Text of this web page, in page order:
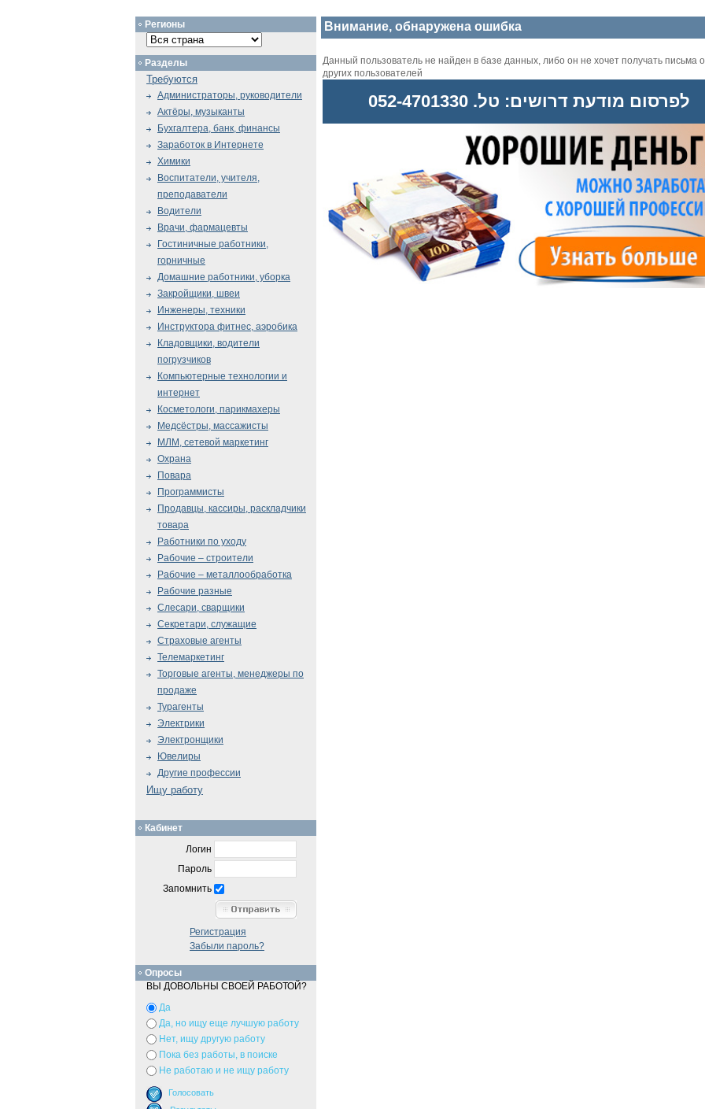
Внимание, обнаружена ошибка
Данный пользователь не найден в базе данных, либо он не хочет получать письма
других пользователей
לפרסום מודעת דרושים: טל. 052-4701330
Регионы
Разделы
Требуются
Администраторы, руководители
Актёры, музыканты
Бухгалтера, банк, финансы
Заработок в Интернете
Химики
Воспитатели, учителя,
преподаватели
Водители
Врачи, фармацевты
Гостиничные работники,
горничные
Домашние работники, уборка
Закройщики, швеи
Инженеры, техники
Инструктора фитнес, аэробика
Кладовщики, водители
погрузчиков
Компьютерные технологии и
интернет
Косметологи, парикмахеры
Медсёстры, массажисты
МЛМ, сетевой маркетинг
Охрана
Повара
Программисты
Продавцы, кассиры, раскладчики
товара
Работники по уходу
Рабочие – строители
Рабочие – металлообработка
Рабочие разные
Слесари, сварщики
Секретари, служащие
Страховые агенты
Телемаркетинг
Торговые агенты, менеджеры по
продаже
Турагенты
Электрики
Электронщики
Ювелиры
Другие профессии
Ищу работу
Кабинет
Логин
Пароль
Запомнить
Регистрация
Забыли пароль?
Опросы
ВЫ ДОВОЛЬНЫ СВОЕЙ РАБОТОЙ?
Да
Да, но ищу еще лучшую работу
Нет, ищу другую работу
Пока без работы, в поиске
Не работаю и не ищу работу